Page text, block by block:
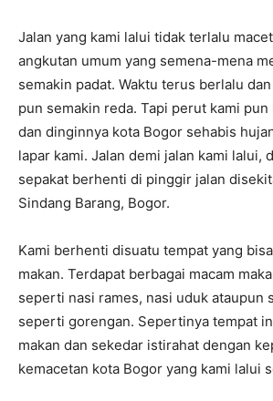
Jalan yang kami lalui tidak terlalu
angkutan umum yang semena-mena
semakin padat. Waktu terus berlalu
pun semakin reda. Tapi perut kami pun
dan dinginnya kota Bogor sehabis
lapar kami. Jalan demi jalan kami lalui,
sepakat berhenti di pinggir jalan
Sindang Barang, Bogor.
Kami berhenti disuatu tempat yang
makan. Terdapat berbagai macam
seperti nasi rames, nasi uduk ataupun
seperti gorengan. Sepertinya tempat
makan dan sekedar istirahat dengan
kemacetan kota Bogor yang kami lalui